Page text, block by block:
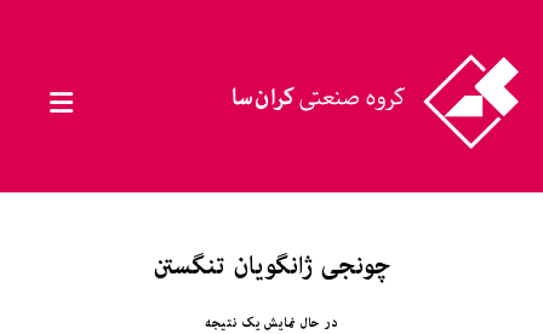
چونجی ژانگویان تنگستن
در حال نمایش یک نتیجه